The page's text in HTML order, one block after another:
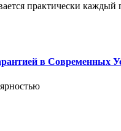
практически каждый
в Современных